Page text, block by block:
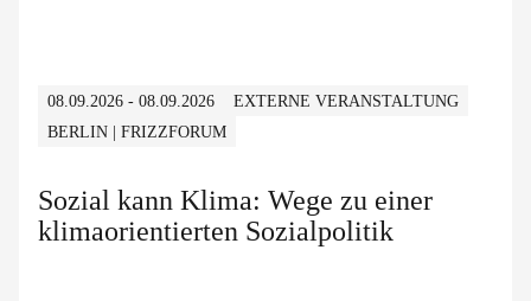
08.09.2026 - 08.09.2026
EXTERNE VERANSTALTUNG
BERLIN | FRIZZFORUM
Sozial kann Klima: Wege zu einer
klimaorientierten Sozialpolitik